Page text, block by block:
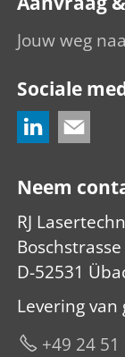
Jouw weg
Sociale
Neem
RJ
D-52531
Levering
+49 24